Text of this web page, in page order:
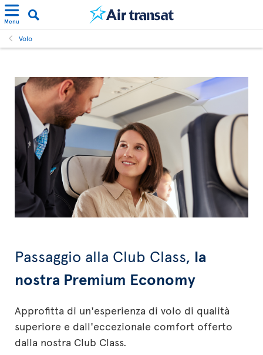
Menu
Volo
Passaggio alla Club Class, la
nostra Premium Economy
Approfitta di un'esperienza di volo di qualità
superiore e dall'eccezionale comfort offerto
dalla nostra Club Class.